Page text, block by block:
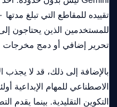
للمستخدمين الذين يحتاجون
تحرير إضافي أو دمج مخرجات
بالإضافة إلى ذلك، قد لا يجذب
الاصطناعي للمهام الإبداعية
التكوين التقليدية. بينما يقدم